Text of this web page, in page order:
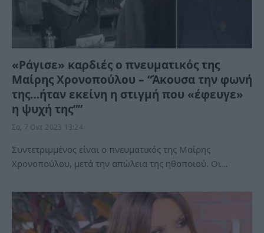
«Ράγισε» καρδιές ο πνευματικός της
Μαίρης Χρονοπούλου – “Άκουσα την φωνή
της…ήταν εκείνη η στιγμή που «έφευγε»
η ψυχή της””
Σα, 7 Οκτ 2023 13:24
Συντετριμμένος είναι ο πνευματικός της Μαίρης
Χρονοπούλου, μετά την απώλεια της ηθοποιού. Οι…